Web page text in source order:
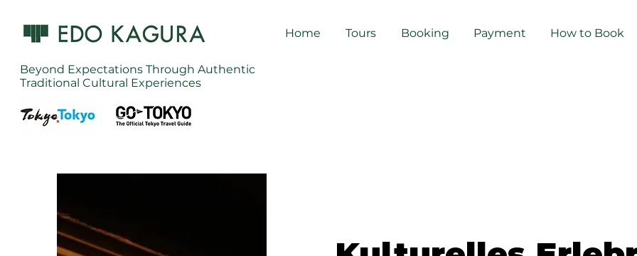
Beyond Expectations Through Authentic
Traditional Cultural Experiences
Home Tours Booking Payment How to Book